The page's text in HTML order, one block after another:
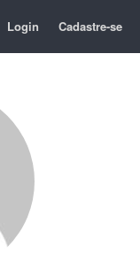
Login Cadastre-se